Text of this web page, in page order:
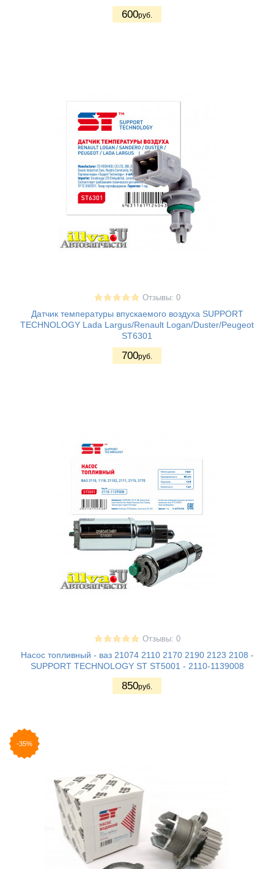
600руб.
Отзывы: 0
Датчик температуры впускаемого воздуха SUPPORT
TECHNOLOGY Lada Largus/Renault Logan/Duster/Peugeot
ST6301
700руб.
Отзывы: 0
Насос топливный - ваз 21074 2110 2170 2190 2123 2108 -
SUPPORT TECHNOLOGY ST ST5001 - 2110-1139008
850руб.
-35%